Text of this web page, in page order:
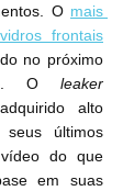
O mais
frontais
no próximo
O leaker
alto
últimos
do que
em suas